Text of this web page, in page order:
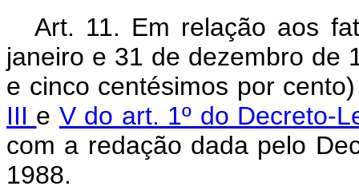
Art. 11. Em relação aos
janeiro e 31 de dezembro de
e cinco centésimos por
III e V do art. 1º do Decreto-
com a redação dada pelo
1988.